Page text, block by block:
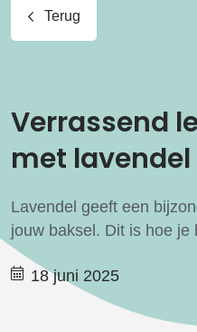
Terug
Verrassend
met lavendel
Lavendel geeft een
jouw baksel. Dit is hoe je
18 juni 2025